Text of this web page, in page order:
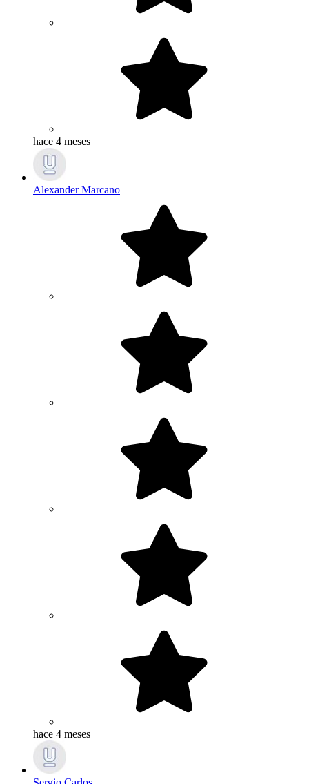
hace 4 meses
Alexander Marcano
hace 4 meses